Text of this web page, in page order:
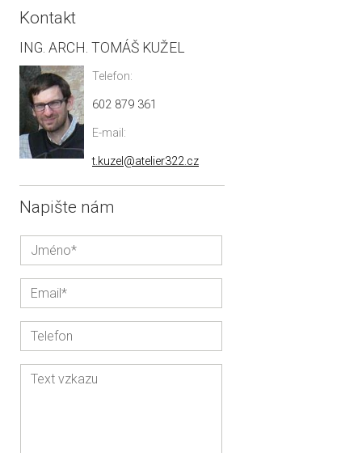
Kontakt
ING. ARCH. TOMÁŠ KUŽEL
Telefon:
602 879 361
E-mail:
t.kuzel@atelier322.cz
Napište nám